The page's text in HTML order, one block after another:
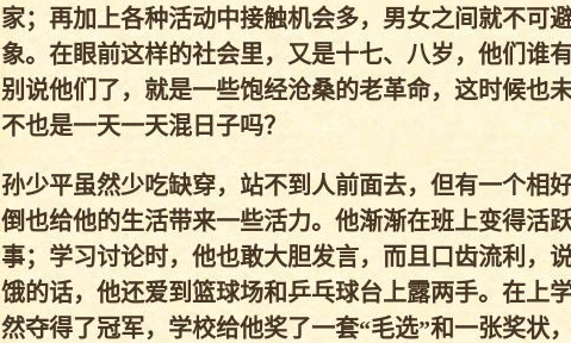
家；再加上各种活动中接触机会多，男女之间就不可
象。在眼前这样的社会里，又是十七、八岁，他们谁
别说他们了，就是一些饱经沧桑的老革命，这时候也
不也是一天一天混日子吗？
孙少平虽然少吃缺穿，站不到人前面去，但有一个相
倒也给他的生活带来一些活力。他渐渐在班上变得活
事；学习讨论时，他也敢大胆发言，而且口齿流利，
饿的话，他还爱到篮球场和乒乓球台上露两手。在上
然夺得了冠军，学校给他奖了一套“毛选”和一张奖状